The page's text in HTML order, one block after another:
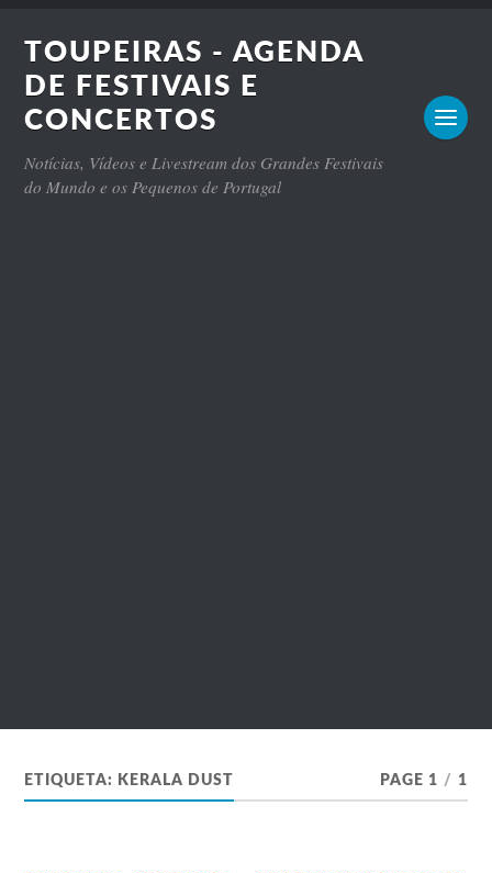
TOUPEIRAS - AGENDA
DE FESTIVAIS E
CONCERTOS
Notícias, Vídeos e Livestream dos Grandes Festivais
do Mundo e os Pequenos de Portugal
ETIQUETA: KERALA DUST PAGE 1 / 1